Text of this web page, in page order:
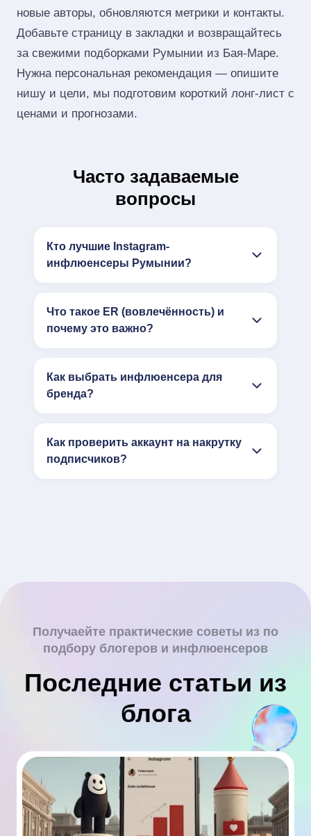
новые авторы, обновляются метрики и контакты.
Добавьте страницу в закладки и возвращайтесь
за свежими подборками Румынии из Бая-Маре.
Нужна персональная рекомендация — опишите
нишу и цели, мы подготовим короткий лонг‑лист с
ценами и прогнозами.
Часто задаваемые
вопросы
Кто лучшие Instagram-
инфлюенсеры Румынии?
Что такое ER (вовлечённость) и
почему это важно?
Как выбрать инфлюенсера для
бренда?
Как проверить аккаунт на накрутку
подписчиков?
Получаейте практические советы из по
подбору блогеров и инфлюенсеров
Последние статьи из
блога